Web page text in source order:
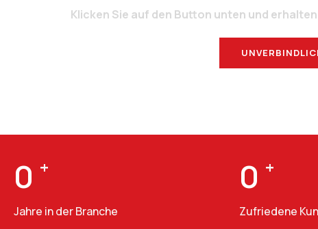
Klicken Sie auf den Button unten und
0 +
Jahre in der Branche
0 +
Zufriedene